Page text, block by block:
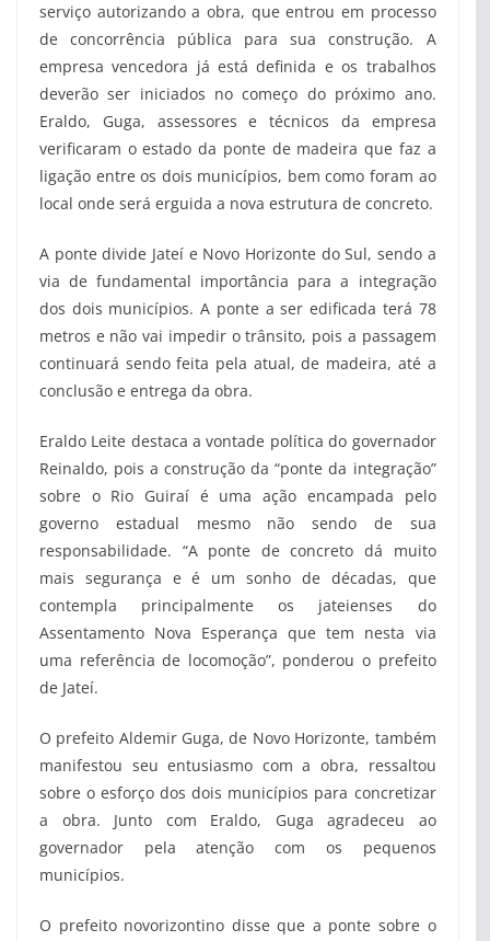
serviço autorizando a obra, que entrou em processo
de concorrência pública para sua construção. A
empresa vencedora já está definida e os trabalhos
deverão ser iniciados no começo do próximo ano.
Eraldo, Guga, assessores e técnicos da empresa
verificaram o estado da ponte de madeira que faz a
ligação entre os dois municípios, bem como foram ao
local onde será erguida a nova estrutura de concreto.
A ponte divide Jateí e Novo Horizonte do Sul, sendo a
via de fundamental importância para a integração
dos dois municípios. A ponte a ser edificada terá 78
metros e não vai impedir o trânsito, pois a passagem
continuará sendo feita pela atual, de madeira, até a
conclusão e entrega da obra.
Eraldo Leite destaca a vontade política do governador
Reinaldo, pois a construção da “ponte da integração”
sobre o Rio Guiraí é uma ação encampada pelo
governo estadual mesmo não sendo de sua
responsabilidade. “A ponte de concreto dá muito
mais segurança e é um sonho de décadas, que
contempla principalmente os jateienses do
Assentamento Nova Esperança que tem nesta via
uma referência de locomoção”, ponderou o prefeito
de Jateí.
O prefeito Aldemir Guga, de Novo Horizonte, também
manifestou seu entusiasmo com a obra, ressaltou
sobre o esforço dos dois municípios para concretizar
a obra. Junto com Eraldo, Guga agradeceu ao
governador pela atenção com os pequenos
municípios.
O prefeito novorizontino disse que a ponte sobre o